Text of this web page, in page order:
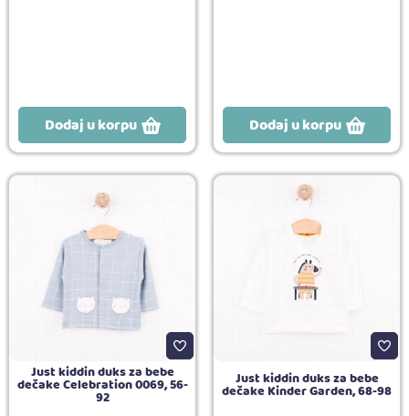
Dodaj u korpu Dodaj u korpu
Just kiddin duks za bebe
dečake Celebration 0069, 56-
92
Just kiddin duks za bebe
dečake Kinder Garden, 68-98